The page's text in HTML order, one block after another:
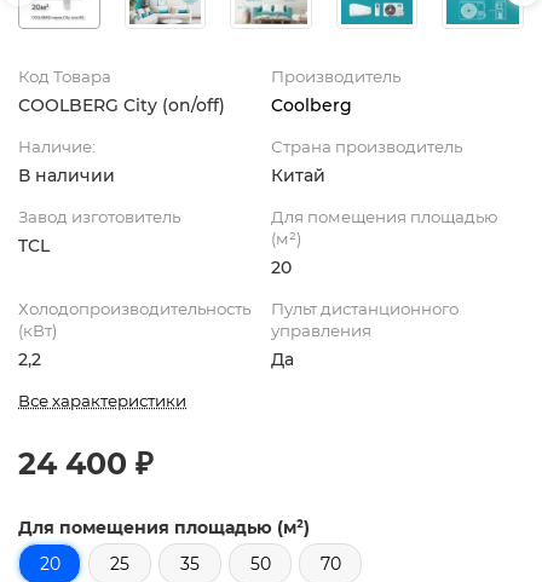
Код Товара
СOOLBERG City (on/off)
Производитель
Coolberg
Наличие:
В наличии
Страна производитель
Китай
Завод изготовитель
TCL
Для помещения площадью
(м²)
20
Холодопроизводительность
(кВт)
2,2
Пульт дистанционного
управления
Да
Все характеристики
24 400 ₽
Для помещения площадью (м²)
20
25 35 50 70